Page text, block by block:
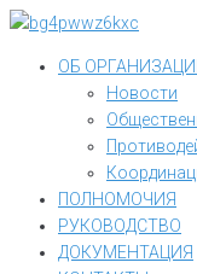
Перейти
контенту
ОБ
Новости
ПОЛНОМОЧИЯ
РУКОВОДСТВО
ДОКУМЕНТАЦИЯ